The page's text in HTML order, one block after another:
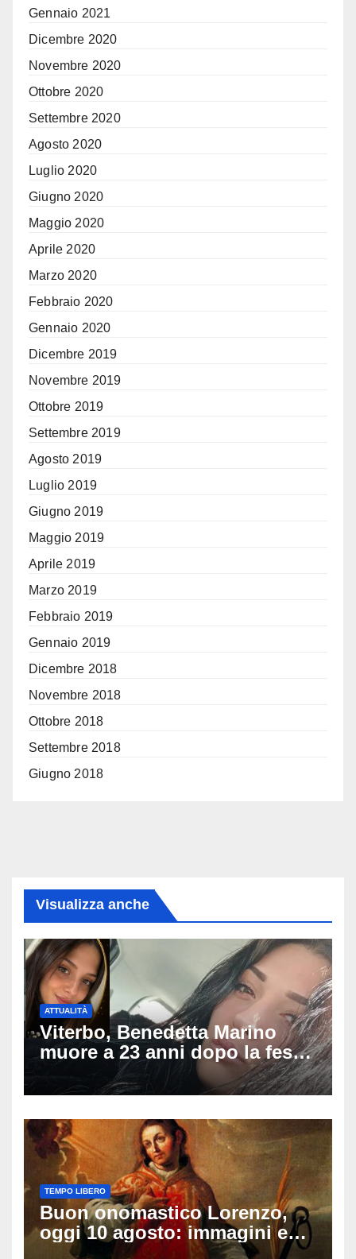
Gennaio 2021
Dicembre 2020
Novembre 2020
Ottobre 2020
Settembre 2020
Agosto 2020
Luglio 2020
Giugno 2020
Maggio 2020
Aprile 2020
Marzo 2020
Febbraio 2020
Gennaio 2020
Dicembre 2019
Novembre 2019
Ottobre 2019
Settembre 2019
Agosto 2019
Luglio 2019
Giugno 2019
Maggio 2019
Aprile 2019
Marzo 2019
Febbraio 2019
Gennaio 2019
Dicembre 2018
Novembre 2018
Ottobre 2018
Settembre 2018
Giugno 2018
Visualizza anche
ATTUALITÀ
Viterbo, Benedetta Marino
muore a 23 anni dopo la festa
di compleanno: trovata senza
vita nell’ex consorzio, è giallo
TEMPO LIBERO
Buon onomastico Lorenzo,
oggi 10 agosto: immagini e
gif di auguri da condividere